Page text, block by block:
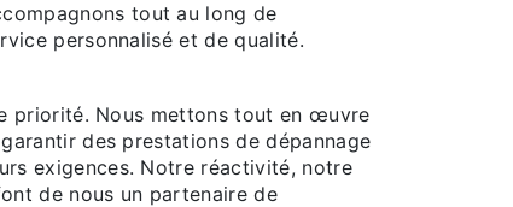
tout au long de
personnalisé et de qualité.
priorité. Nous mettons tout en œuvre
des prestations de dépannage
exigences. Notre réactivité, notre
de nous un partenaire de